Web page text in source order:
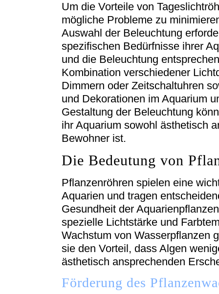
Um die Vorteile von
mögliche Probleme zu
Auswahl der Beleuchtung
spezifischen Bedürfnisse ihrer
und die Beleuchtung
Kombination verschiedener
Dimmern oder Zeitschaltuhren
und Dekorationen im Aquarium
Gestaltung der Beleuchtung
ihr Aquarium sowohl ästhetisch
Bewohner ist.
Die Bedeutung von
Pflanzenröhren spielen eine
Aquarien und tragen
Gesundheit der
spezielle Lichtstärke und
Wachstum von Wasserpflanzen
sie den Vorteil, dass Algen
ästhetisch ansprechenden
Förderung des